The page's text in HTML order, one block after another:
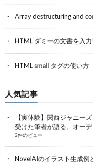
Array destructuring and
HTML ダミーの文書を入
HTML small タグの使い方
人気記事
【実体験】関西ジャニー
受けた筆者が語る、オー
3件のビュー
NovelAIのイラスト生成